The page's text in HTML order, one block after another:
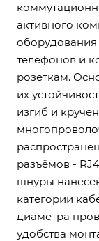
активного
оборудования
телефонов и
розеткам.
их
изгиб и
разъёмов -
шнуры
категории
диаметра
удобства